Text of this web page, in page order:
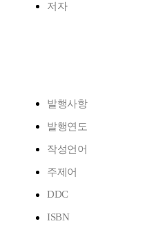
저자
발행사항
발행연도
작성언어
주제어
DDC
ISBN